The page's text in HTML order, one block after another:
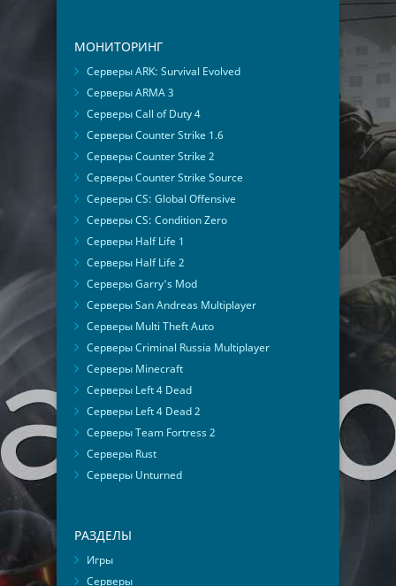
МОНИТОРИНГ
Серверы ARK: Survival Evolved
Серверы ARMA 3
Серверы Call of Duty 4
Серверы Counter Strike 1.6
Серверы Counter Strike 2
Серверы Counter Strike Source
Серверы CS: Global Offensive
Серверы CS: Condition Zero
Серверы Half Life 1
Серверы Half Life 2
Серверы Garry's Mod
Серверы San Andreas Multiplayer
Серверы Multi Theft Auto
Серверы Criminal Russia Multiplayer
Серверы Minecraft
Серверы Left 4 Dead
Серверы Left 4 Dead 2
Серверы Team Fortress 2
Серверы Rust
Серверы Unturned
РАЗДЕЛЫ
Игры
Серверы